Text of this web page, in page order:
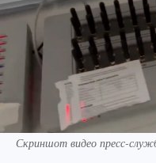
Скриншот видео пресс-